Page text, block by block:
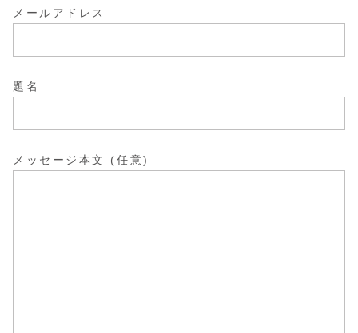
メールアドレス
題名
メッセージ本文 (任意)